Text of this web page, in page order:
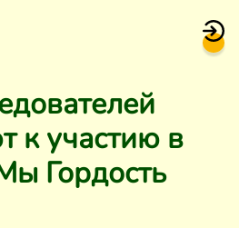
к участию в
Гордость